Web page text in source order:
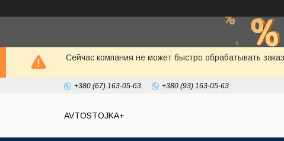
Сейчас компания не может быстро обрабатывать
+380 (67) 163-05-63 +380 (93) 163-05-63
AVTOSTOJKA+